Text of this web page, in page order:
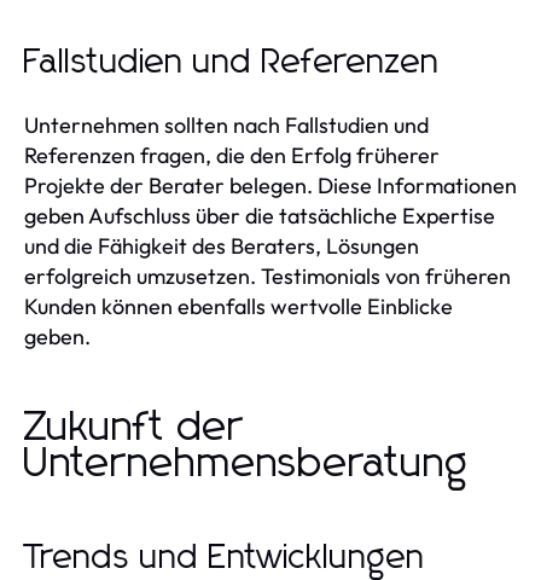
Fallstudien und Referenzen
Unternehmen sollten nach Fallstudien und
Referenzen fragen, die den Erfolg früherer
Projekte der Berater belegen. Diese Informationen
geben Aufschluss über die tatsächliche Expertise
und die Fähigkeit des Beraters, Lösungen
erfolgreich umzusetzen. Testimonials von früheren
Kunden können ebenfalls wertvolle Einblicke
geben.
Zukunft der
Unternehmensberatung
Trends und Entwicklungen